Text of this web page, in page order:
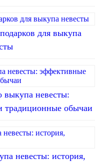
для выкупа
выкупа невесты:
традиционные обычаи
невесты: история,